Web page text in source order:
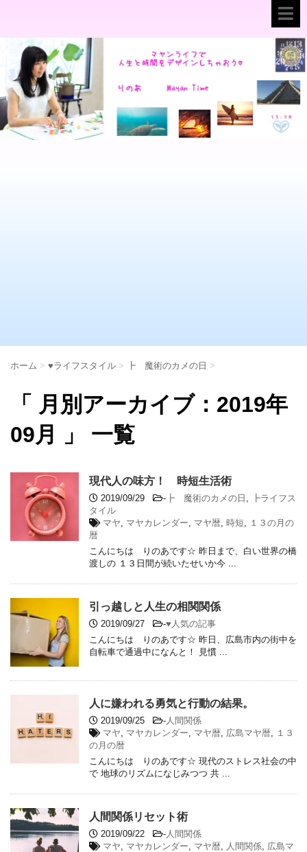
ホーム > ♥ライフスタイル > ┣ 魔術のカメの日 >
「 月別アーカイブ：2019年
09月 」 一覧
現代人の味方！ 時短生活術
2019/09/29 - ┣ 魔術のカメの日
┣ライフス
タイル
マヤ
マヤカレンダー マヤ暦 時短
１３の月の
暦
こんにちは りのあです☆ 昨日まで、白い世界の橋
渡しの １３日間が続いたせいか今 ...
引っ越しと人生の相関関係
2019/09/27 -♥人気の記事
こんにちは りのあです☆ 昨日、広島市内の街中を
自転車で通過中になんと！ 見慣 ...
人に嫌われる勇気と行動の結果。
2019/09/25 - 人間関係
マヤ
マヤカレンダー マヤ暦 広島マヤ暦
１３
の月の暦
こんにちは りのあです☆ 現代のストレス社会の中
で 地球のリズムになじみつつ 共 ...
人間関係リセット術
2019/09/22 - 人間関係
マヤ
マヤカレンダー マヤ暦 人間関係 広島マ